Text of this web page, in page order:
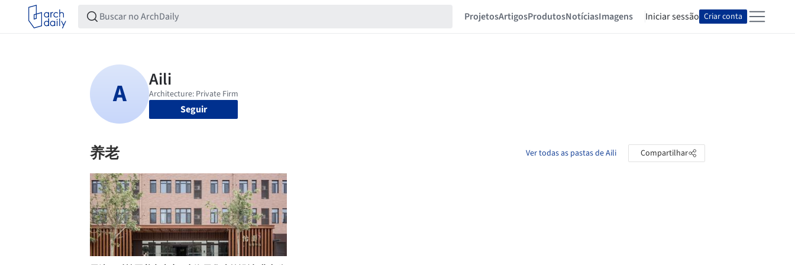
ProjetosArtigosProdutosNotíciasImagens Iniciar sessão Criar conta
Seguir
养老 Ver todas as pastas de Aili Compartilhar